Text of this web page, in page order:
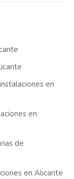
en
en
de
en Alicante